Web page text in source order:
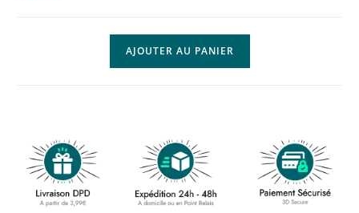
AJOUTER AU PANIER